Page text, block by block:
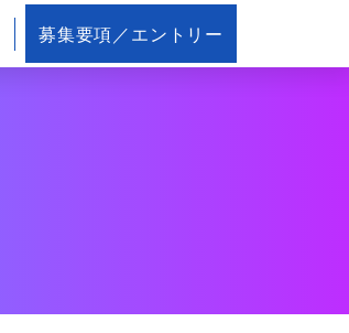
募集要項／エントリー